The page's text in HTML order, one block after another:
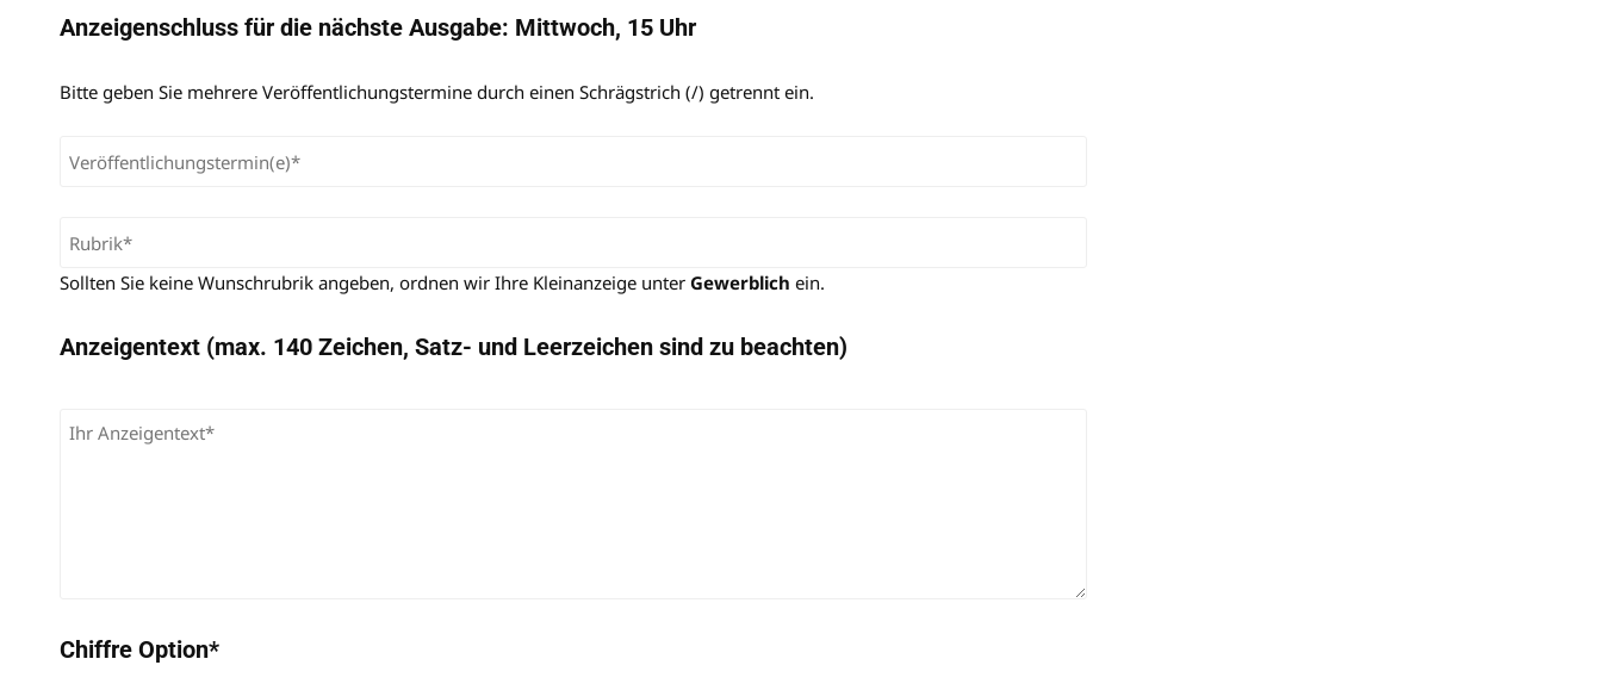
Anzeigenschluss für die nächste Ausgabe: Mittwoch, 15 Uhr
Bitte geben Sie mehrere Veröffentlichungstermine durch einen Schrägstrich (/) getrennt ein.
Sollten Sie keine Wunschrubrik angeben, ordnen wir Ihre Kleinanzeige unter Gewerblich ein.
Anzeigentext (max. 140 Zeichen, Satz- und Leerzeichen sind zu beachten)
Chiffre Option*